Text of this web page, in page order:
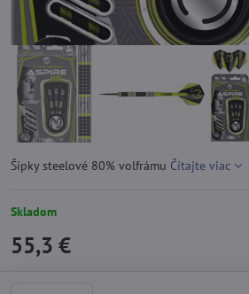
Šípky steelové 80% volfrámu Čítajte viac
Skladom
55,3 €